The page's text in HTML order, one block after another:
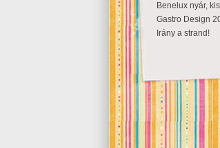
Benelux nyár,
Gastro Design
Irány a strand!